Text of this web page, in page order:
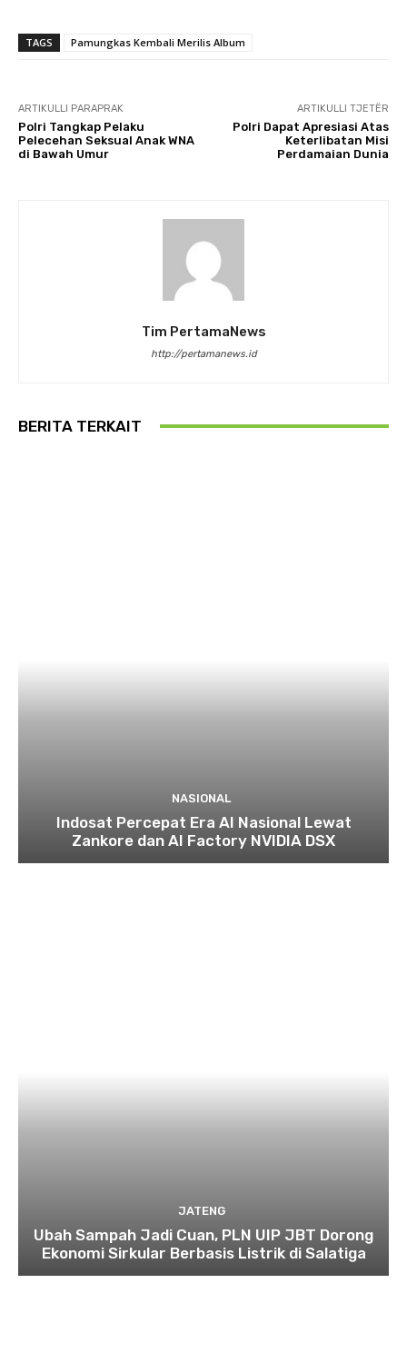
TAGS Pamungkas Kembali Merilis Album
ARTIKULLI PARAPRAK
Polri Tangkap Pelaku
Pelecehan Seksual Anak WNA
di Bawah Umur
ARTIKULLI TJETËR
Polri Dapat Apresiasi Atas
Keterlibatan Misi
Perdamaian Dunia
Tim PertamaNews
http://pertamanews.id
BERITA TERKAIT
NASIONAL
Indosat Percepat Era AI Nasional Lewat
Zankore dan AI Factory NVIDIA DSX
JATENG
Ubah Sampah Jadi Cuan, PLN UIP JBT Dorong
Ekonomi Sirkular Berbasis Listrik di Salatiga